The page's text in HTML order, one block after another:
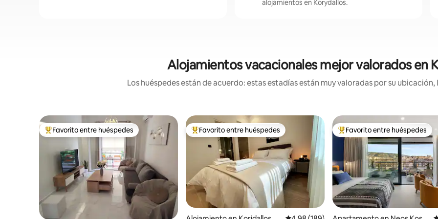
alojamientos en Korydallos.
Alojamientos vacacionales mejor valorados en
Los huéspedes están de acuerdo: estas estadías están muy valoradas por su
Favorito entre huéspedes preferido
Favorito entre huéspedes Favorito entre huéspedes preferido
Favorito entre huéspedes Favorito entre huéspedes
Favorito entre huéspedes